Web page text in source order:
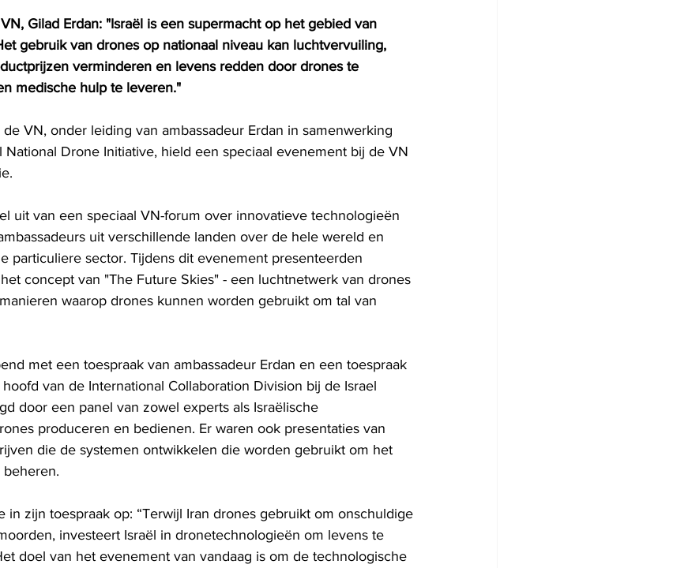
Gilad Erdan: "Israël is een supermacht op het gebied van
gebruik van drones op nationaal niveau kan luchtvervuiling,
verminderen en levens redden door drones te
medische hulp te leveren."
VN, onder leiding van ambassadeur Erdan in samenwerking
National Drone Initiative, hield een speciaal evenement bij de VN
uit van een speciaal VN-forum over innovatieve technologieën
uit verschillende landen over de hele wereld en
particuliere sector. Tijdens dit evenement presenteerden
concept van "The Future Skies" - een luchtnetwerk van drones
waarop drones kunnen worden gebruikt om tal van
met een toespraak van ambassadeur Erdan en een toespraak
van de International Collaboration Division bij de Israel
door een panel van zowel experts als Israëlische
produceren en bedienen. Er waren ook presentaties van
die de systemen ontwikkelen die worden gebruikt om het
in zijn toespraak op: “Terwijl Iran drones gebruikt om onschuldige
investeert Israël in dronetechnologieën om levens te
doel van het evenement van vandaag is om de technologische